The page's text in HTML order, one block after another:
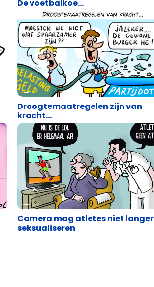
De voetbalkoe…
Cartoons
Droogtemaatregelen zijn van
kracht…
Cartoons
Camera mag atletes niet langer
seksualiseren